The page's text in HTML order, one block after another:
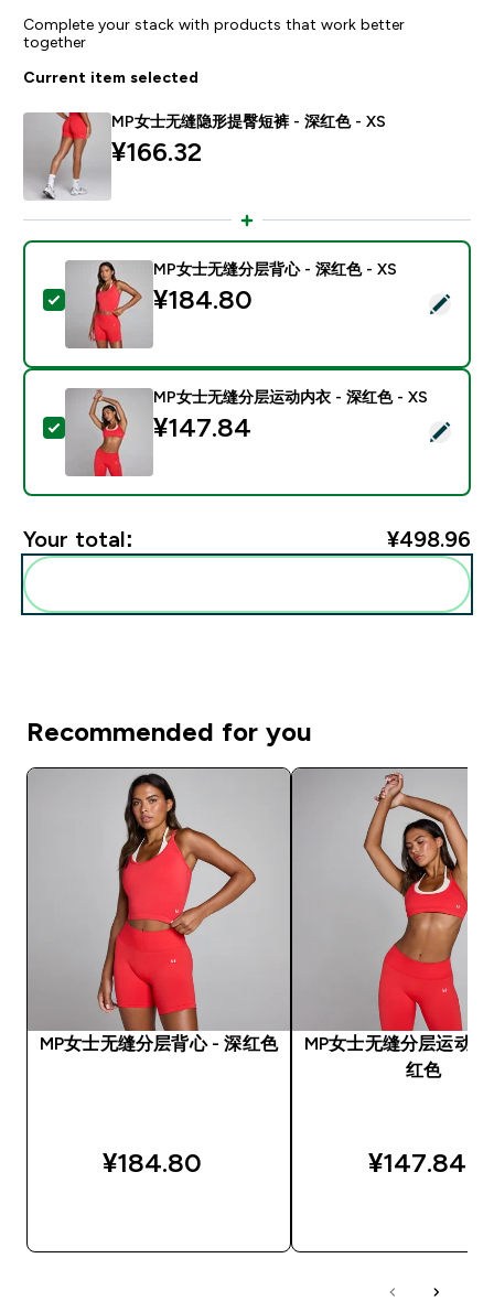
Complete your stack with products that work better
together
Current item selected
MP女士无缝隐形提臀短裤 - 深红色 - XS
¥166.32‎
Select this product - MP女士无缝分层背心 - 深红色 -
MP女士无缝分层背心 - 深红色 - XS
¥184.80‎
Select this product - MP女士无缝分层运动内衣 - 深红
MP女士无缝分层运动内衣 - 深红色 - XS
¥147.84‎
Your total: ¥498.96‎
Recommended for you
MP女士无缝分层背心 - 深红色
¥184.80‎
MP女士无缝分层运动
红色
¥147.84‎